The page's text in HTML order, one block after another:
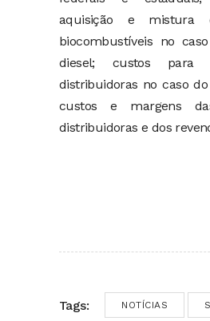
aquisição e mistura
biocombustíveis no
diesel; custos para
distribuidoras no caso
custos e margens
distribuidoras e dos
Tags: NOTÍCIAS